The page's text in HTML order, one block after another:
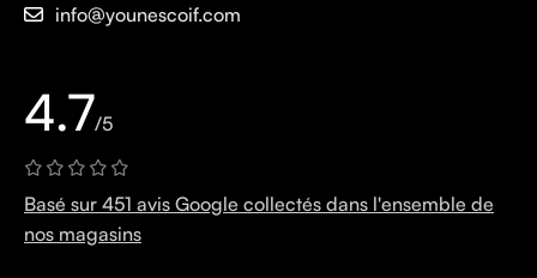
info@younescoif.com
4.7/5
Basé sur 451 avis Google collectés dans l'ensemble de
nos magasins